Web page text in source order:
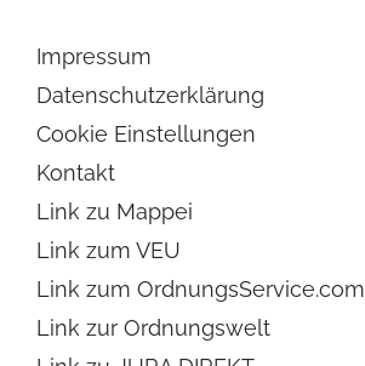
Impressum
Datenschutzerklärung
Cookie Einstellungen
Kontakt
Link zu Mappei
Link zum VEU
Link zum OrdnungsService.com
Link zur Ordnungswelt